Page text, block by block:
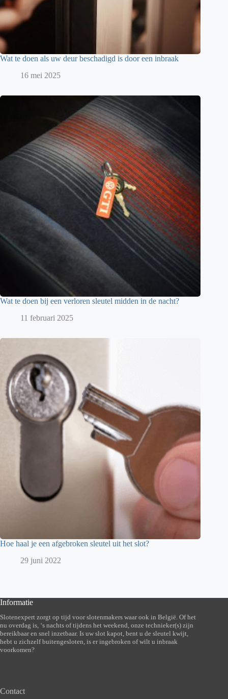
Wat te doen als uw deur beschadigd is door een inbraak
16 mei 2025
Wat te doen bij een verloren sleutel midden in de nacht?
11 februari 2025
Hoe haal je een afgebroken sleutel uit het slot?
29 juni 2022
Informatie
Slotenexpert zorgt op tijd voor slotenmakers waar ook in België. Of het
nu overdag is, ‘s nachts of tijdens het weekend, onze technieker(s) zijn
bereikbaar en snel inzetbaar. Is uw slot kapot, bent u de sleutel kwijt,
hebt u zichzelf buitengesloten, is er ingebroken of wilt u inbraak
voorkomen?
Contact